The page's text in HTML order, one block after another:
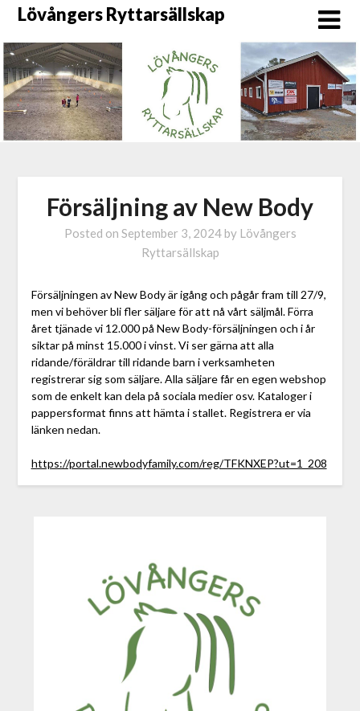
Skip
content
Lövångers Ryttarsällskap
Försäljning av New Body
Posted on September 3, 2024by Lövångers
Ryttarsällskap
Försäljningen av New Body är igång och pågår fram till 27/9,
men vi behöver bli fler säljare för att nå vårt säljmål. Förra
året tjänade vi 12.000 på New Body-försäljningen och i år
siktar på minst 15.000 i vinst. Vi ser gärna att alla
ridande/föräldrar till ridande barn i verksamheten
registrerar sig som säljare. Alla säljare får en egen webshop
som de enkelt kan dela på sociala medier osv. Kataloger i
pappersformat finns att hämta i stallet. Registrera er via
länken nedan.
https://portal.newbodyfamily.com/reg/TFKNXEP?ut=1_208